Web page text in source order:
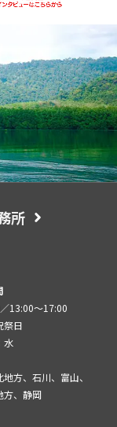
所
13:00～17:00
祭日
水
方、石川、富山、
方、静岡